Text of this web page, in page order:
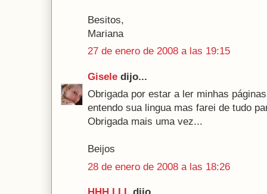
Besitos,
Mariana
27 de enero de 2008 a las 19:15
Gisele dijo...
Obrigada por estar a ler minhas
entendo sua lingua mas farei de tudo
Obrigada mais uma vez...
Beijos
28 de enero de 2008 a las 18:26